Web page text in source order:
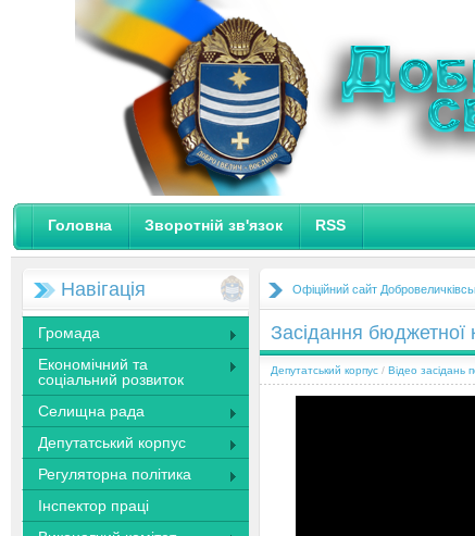
Головна Зворотній зв'язок RSS
Навігація
Громада
Економічний та
соціальний розвиток
Селищна рада
Депутатський корпус
Регуляторна політика
Інспектор праці
Офіційний сайт
Засідання бюджетної
Депутатський корпус / Відео засідань